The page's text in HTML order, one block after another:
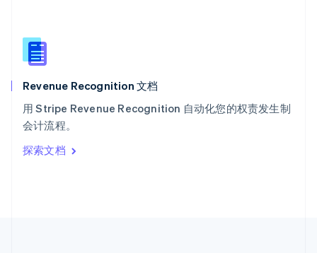
Revenue Recognition 文档
用 Stripe Revenue Recognition 自动化您的权责发生制
会计流程。
探索文档
English
新西兰
匈牙利
意大利
Italiano
印度
English